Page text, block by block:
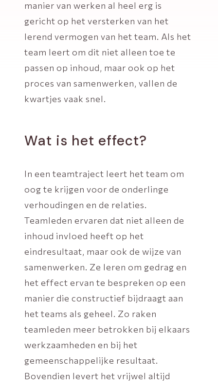
manier van werken al heel erg is
gericht op het versterken van het
lerend vermogen van het team. Als het
team leert om dit niet alleen toe te
passen op inhoud, maar ook op het
proces van samenwerken, vallen de
kwartjes vaak snel.
Wat is het effect?
In een teamtraject leert het team om
oog te krijgen voor de onderlinge
verhoudingen en de relaties.
Teamleden ervaren dat niet alleen de
inhoud invloed heeft op het
eindresultaat, maar ook de wijze van
samenwerken. Ze leren om gedrag en
het effect ervan te bespreken op een
manier die constructief bijdraagt aan
het teams als geheel. Zo raken
teamleden meer betrokken bij elkaars
werkzaamheden en bij het
gemeenschappelijke resultaat.
Bovendien levert het vrijwel altijd